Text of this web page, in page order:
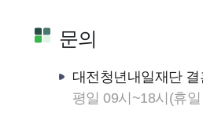
문의
대전청년내일재단
평일 09시~18시(휴